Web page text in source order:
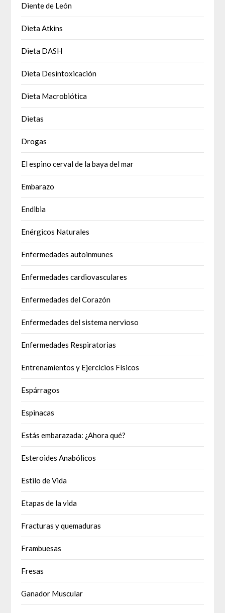
Diente de León
Dieta Atkins
Dieta DASH
Dieta Desintoxicación
Dieta Macrobiótica
Dietas
Drogas
El espino cerval de la baya del mar
Embarazo
Endibia
Enérgicos Naturales
Enfermedades autoinmunes
Enfermedades cardiovasculares
Enfermedades del Corazón
Enfermedades del sistema nervioso
Enfermedades Respiratorias
Entrenamientos y Ejercicios Físicos
Espárragos
Espinacas
Estás embarazada: ¿Ahora qué?
Esteroides Anabólicos
Estilo de Vida
Etapas de la vida
Fracturas y quemaduras
Frambuesas
Fresas
Ganador Muscular